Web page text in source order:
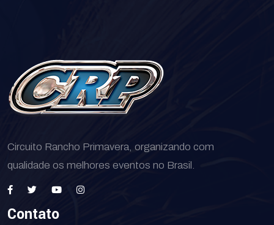
Circuito Rancho Primavera, organizando com
qualidade os melhores eventos no Brasil.
Contato